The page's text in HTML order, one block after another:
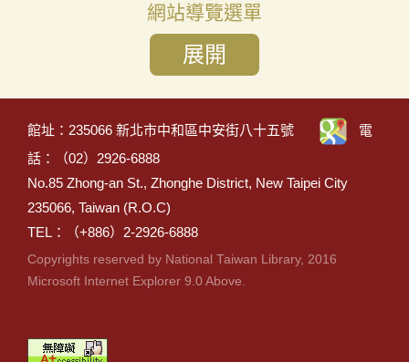
網站導覽選單
館址：235066 新北市中和區中安街八十五號
電
話：（02）2926-6888
No.85 Zhong-an St., Zhonghe District, New Taipei City
235066, Taiwan (R.O.C)
TEL：（+886）2-2926-6888
Copyrights reserved by National Taiwan Library, 2016
Microsoft Internet Explorer 9.0 Above.